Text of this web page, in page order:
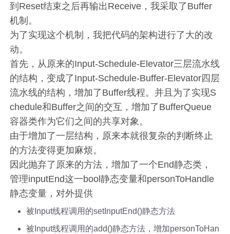
到Reset结束之后再输出Receive，我采取了Buffer
机制。
为了实现这个机制，我把代码的架构进行了大的改
动。
首先，从原来的Input-Schedule-Elevator三层流水线
的结构，变成了Input-Schedule-Buffer-Elevator四层
流水线的结构，增加了Buffer线程。并且为了实现S
chedule和Buffer之间的交互，增加了BufferQueue
容器类作为它们之间的共享对象。
由于增加了一层结构，原来本就很复杂的判断终止
的方法变得更加麻烦。
因此抛弃了原来的方法，增加了一个End静态类，
管理inputEnd这一bool静态变量和personToHandle
静态变量，对外提供
被Input线程调用的setInputEnd()静态方法
被Input线程调用的add()静态方法，增加personToHan